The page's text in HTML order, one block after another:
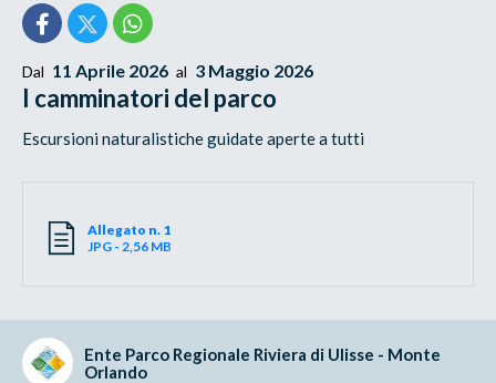
Dal 11 Aprile 2026 al 3 Maggio 2026
I camminatori del parco
Escursioni naturalistiche guidate aperte a tutti
Allegato n. 1
JPG - 2,56 MB
Ente Parco Regionale Riviera di Ulisse - Monte
Orlando